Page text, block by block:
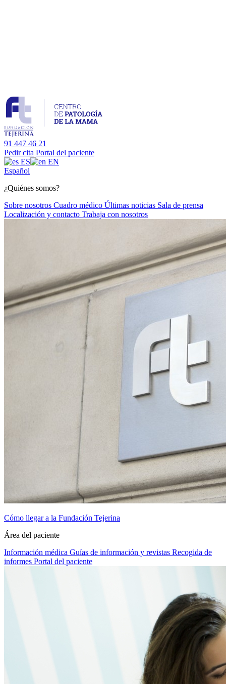
91 447 46 21
Pedir cita Portal del paciente
ES
EN
Español
¿Quiénes somos?
Sobre nosotros Cuadro médico Últimas noticias Sala de prensa
Localización y contacto Trabaja con nosotros
Cómo llegar a la Fundación Tejerina
Área del paciente
Información médica Guías de información y revistas Recogida de
informes Portal del paciente